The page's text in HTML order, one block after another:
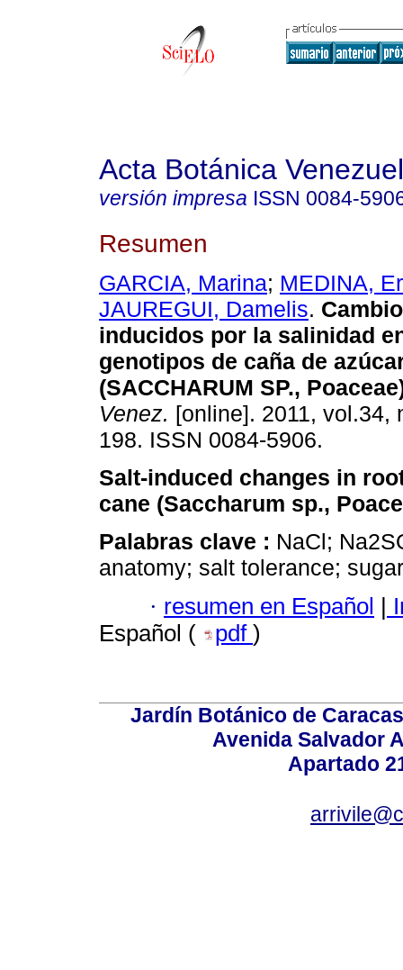
Acta Botánica
versión impresa ISSN 0084-
Resumen
GARCIA, Marina; MEDINA,
JAUREGUI, Damelis.
inducidos por la salinidad
genotipos de caña de
(SACCHARUM SP.,
Venez. [online]. 2011, vol.34,
198. ISSN 0084-5906.
Salt-induced changes in
cane (Saccharum sp.,
Palabras clave : NaCl;
anatomy; salt tolerance;
· resumen en Español |
Español (
pdf )
Jardín Botánico de
Avenida Salvador
Apartado